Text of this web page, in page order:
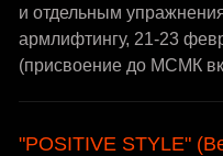
и отдельным
армлифтингу, 21-23
(присвоение до МСМК
"POSITIVE STYLE"